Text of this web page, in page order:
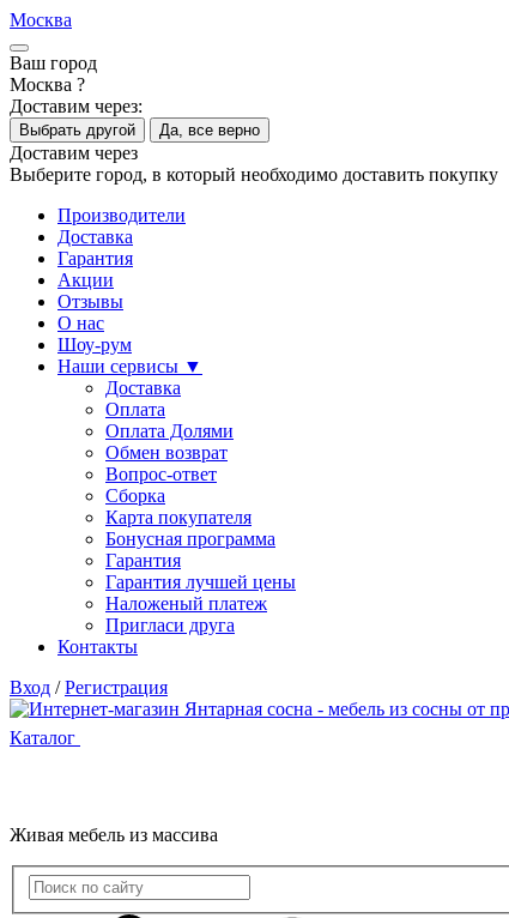
Москва
Ваш город
Москва ?
Доставим через:
Выбрать другой Да, все верно
Доставим через
Выберите город, в который необходимо доставить покупку
Производители
Доставка
Гарантия
Акции
Отзывы
О нас
Шоу-рум
Наши сервисы ▼
Доставка
Оплата
Оплата Долями
Обмен возврат
Вопрос-ответ
Сборка
Карта покупателя
Бонусная программа
Гарантия
Гарантия лучшей цены
Наложеный платеж
Пригласи друга
Контакты
Вход / Регистрация
Каталог
Живая мебель из массива